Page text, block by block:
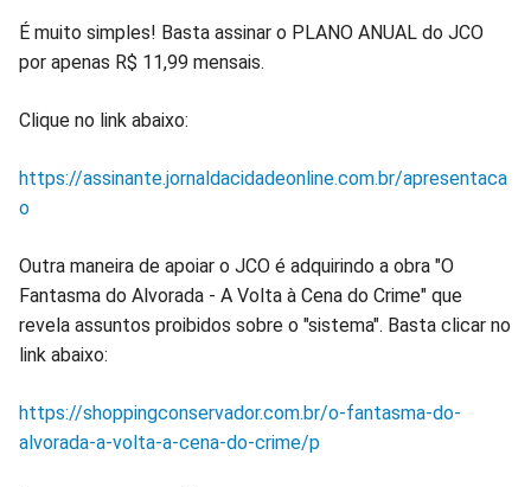
É muito simples! Basta assinar o PLANO ANUAL do JCO
por apenas R$ 11,99 mensais.
Clique no link abaixo:
https://assinante.jornaldacidadeonline.com.br/apresentaca
o
Outra maneira de apoiar o JCO é adquirindo a obra "O
Fantasma do Alvorada - A Volta à Cena do Crime" que
revela assuntos proibidos sobre o "sistema". Basta clicar no
link abaixo:
https://shoppingconservador.com.br/o-fantasma-do-
alvorada-a-volta-a-cena-do-crime/p